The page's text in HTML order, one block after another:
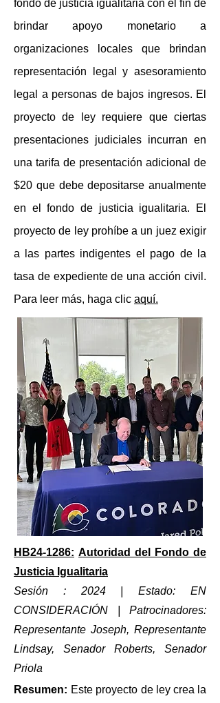
fondo de justicia igualitaria con el fin de
brindar apoyo monetario a
organizaciones locales que brindan
representación legal y asesoramiento
legal a personas de bajos ingresos. El
proyecto de ley requiere que ciertas
presentaciones judiciales incurran en
una tarifa de presentación adicional de
$20 que debe depositarse anualmente
en el fondo de justicia igualitaria. El
proyecto de ley prohíbe a un juez exigir
a las partes indigentes el pago de la
tasa de expediente de una acción civil.
Para leer más, haga clic aquí.
HB24-1286: Autoridad del Fondo de
Justicia Igualitaria
Sesión : 2024 | Estado: EN
CONSIDERACIÓN
| Patrocinadores:
Representante Joseph, Representante
Lindsay, Senador Roberts, Senador
Priola
Resumen: Este proyecto de ley crea la